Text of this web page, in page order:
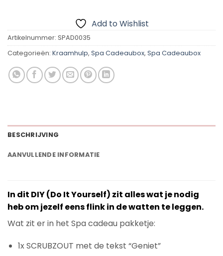
Add to Wishlist
Artikelnummer: SPAD0035
Categorieën: Kraamhulp, Spa Cadeaubox, Spa Cadeaubox
BESCHRIJVING
AANVULLENDE INFORMATIE
In dit DIY (Do It Yourself) zit alles wat je nodig
heb om jezelf eens flink in de watten te leggen.
Wat zit er in het Spa cadeau pakketje:
1x SCRUBZOUT met de tekst “Geniet”